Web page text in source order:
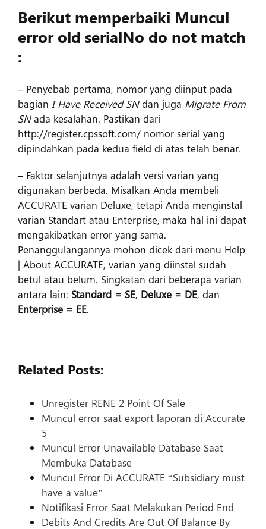
Berikut memperbaiki Muncul
error old serialNo do not match
:
– Penyebab pertama, nomor yang diinput pada
bagian I Have Received SNdan juga Migrate From
SNada kesalahan. Pastikan dari
http://register.cpssoft.com/ nomor serial yang
dipindahkan pada kedua field di atas telah benar.
– Faktor selanjutnya adalah versi varian yang
digunakan berbeda. Misalkan Anda membeli
ACCURATE varian Deluxe, tetapi Anda menginstal
varian Standart atau Enterprise, maka hal ini dapat
mengakibatkan error yang sama.
Penanggulangannya mohon dicek dari menu Help
| About ACCURATE, varian yang diinstal sudah
betul atau belum. Singkatan dari beberapa varian
antara lain: Standard = SE, Deluxe = DE, dan
Enterprise = EE.
Related Posts:
Unregister RENE 2 Point Of Sale
Muncul error saat export laporan di Accurate
5
Muncul Error Unavailable Database Saat
Membuka Database
Muncul Error Di ACCURATE “Subsidiary must
have a value”
Notifikasi Error Saat Melakukan Period End
Debits And Credits Are Out Of Balance By